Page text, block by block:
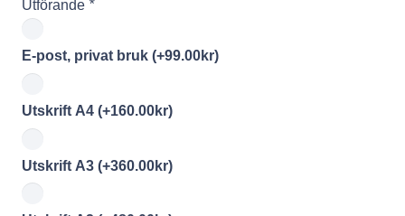
Utförande *
E-post, privat bruk (+99.00kr)
Utskrift A4 (+160.00kr)
Utskrift A3 (+360.00kr)